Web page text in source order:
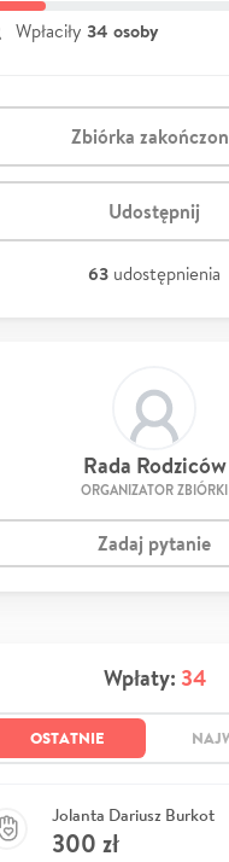
Wpłaciły 34 osoby
Zbiórka
Udostępnij
63 udostępnienia
Rada Rodziców
ORGANIZATOR ZBIÓRKI
Zadaj pytanie
Wpłaty: 34
OSTATNIE
Jolanta Dariusz Burkot
300 zł